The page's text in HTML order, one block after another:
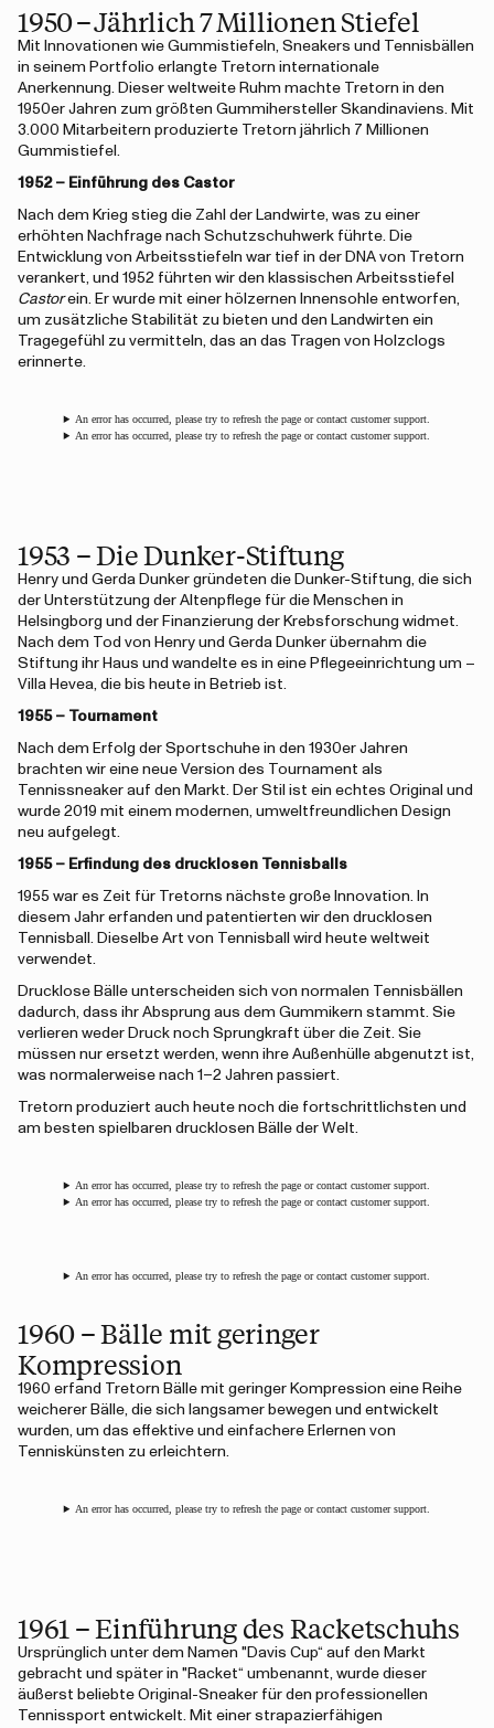
1950 – Jährlich 7 Millionen Stiefel
Mit Innovationen wie Gummistiefeln, Sneakers und Tennisbällen
in seinem Portfolio erlangte Tretorn internationale
Anerkennung. Dieser weltweite Ruhm machte Tretorn in den
1950er Jahren zum größten Gummihersteller Skandinaviens. Mit
3.000 Mitarbeitern produzierte Tretorn jährlich 7 Millionen
Gummistiefel.
1952 – Einführung des Castor
Nach dem Krieg stieg die Zahl der Landwirte, was zu einer
erhöhten Nachfrage nach Schutzschuhwerk führte. Die
Entwicklung von Arbeitsstiefeln war tief in der DNA von Tretorn
verankert, und 1952 führten wir den klassischen Arbeitsstiefel
Castorein. Er wurde mit einer hölzernen Innensohle entworfen,
um zusätzliche Stabilität zu bieten und den Landwirten ein
Tragegefühl zu vermitteln, das an das Tragen von Holzclogs
erinnerte.
An error has occurred, please try to refresh the page or contact customer support.
An error has occurred, please try to refresh the page or contact customer support.
1953 – Die Dunker-Stiftung
Henry und Gerda Dunker gründeten die Dunker-Stiftung, die sich
der Unterstützung der Altenpflege für die Menschen in
Helsingborg und der Finanzierung der Krebsforschung widmet.
Nach dem Tod von Henry und Gerda Dunker übernahm die
Stiftung ihr Haus und wandelte es in eine Pflegeeinrichtung um –
Villa Hevea, die bis heute in Betrieb ist.
1955 – Tournament
Nach dem Erfolg der Sportschuhe in den 1930er Jahren
brachten wir eine neue Version des Tournament als
Tennissneaker auf den Markt. Der Stil ist ein echtes Original und
wurde 2019 mit einem modernen, umweltfreundlichen Design
neu aufgelegt.
1955 – Erfindung des drucklosen Tennisballs
1955 war es Zeit für Tretorns nächste große Innovation. In
diesem Jahr erfanden und patentierten wir den drucklosen
Tennisball. Dieselbe Art von Tennisball wird heute weltweit
verwendet.
Drucklose Bälle unterscheiden sich von normalen Tennisbällen
dadurch, dass ihr Absprung aus dem Gummikern stammt. Sie
verlieren weder Druck noch Sprungkraft über die Zeit. Sie
müssen nur ersetzt werden, wenn ihre Außenhülle abgenutzt ist,
was normalerweise nach 1–2 Jahren passiert.
Tretorn produziert auch heute noch die fortschrittlichsten und
am besten spielbaren drucklosen Bälle der Welt.
An error has occurred, please try to refresh the page or contact customer support.
An error has occurred, please try to refresh the page or contact customer support.
An error has occurred, please try to refresh the page or contact customer support.
1960 – Bälle mit geringer
Kompression
1960 erfand Tretorn Bälle mit geringer Kompression eine Reihe
weicherer Bälle, die sich langsamer bewegen und entwickelt
wurden, um das effektive und einfachere Erlernen von
Tenniskünsten zu erleichtern.
An error has occurred, please try to refresh the page or contact customer support.
1961 – Einführung des Racketschuhs
Ursprünglich unter dem Namen "Davis Cup“ auf den Markt
gebracht und später in "Racket“ umbenannt, wurde dieser
äußerst beliebte Original-Sneaker für den professionellen
Tennissport entwickelt. Mit einer strapazierfähigen